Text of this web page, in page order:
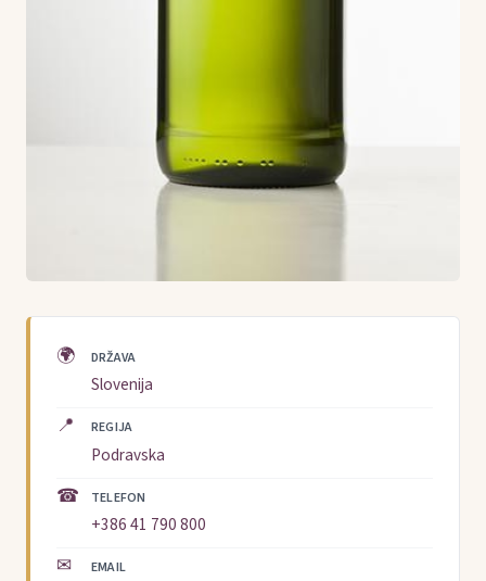
🌍 DRŽAVA
Slovenija
📍 REGIJA
Podravska
☎ TELEFON
+386 41 790 800
✉ EMAIL